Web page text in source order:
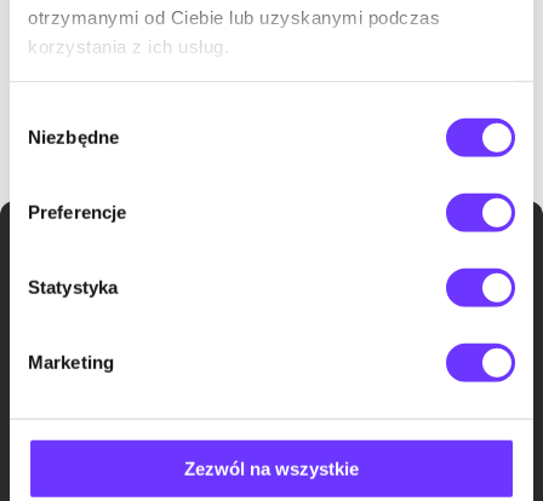
otrzymanymi od Ciebie lub uzyskanymi podczas
korzystania z ich usług.
zgody
Niezbędne
Preferencje
Statystyka
Marketing
Zezwól na wszystkie